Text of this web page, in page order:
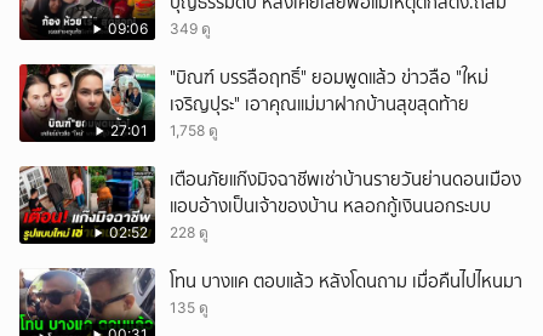
09:06 349 ดู
27:01
"บิณฑ์ บรรลือฤทธิ์" ยอมพูดแล้ว ข่าวลือ "ใหม่
เจริญปุระ" เอาคุณแม่มาฝากบ้านสุขสุดท้าย
1,758 ดู
02:52
เตือนภัยแก๊งมิจฉาชีพเช่าบ้านรายวันย่านดอนเมือง
แอบอ้างเป็นเจ้าของบ้าน หลอกกู้เงินนอกระบบ
228 ดู
โทน บางแค ตอบแล้ว หลังโดนถาม เมื่อคืนไปไหนมา
135 ดู